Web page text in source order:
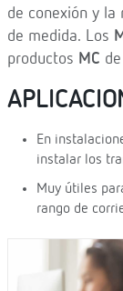
de conexión y la
de medida. Los
productos MC de
En
instalar los
Muy útiles
rango de